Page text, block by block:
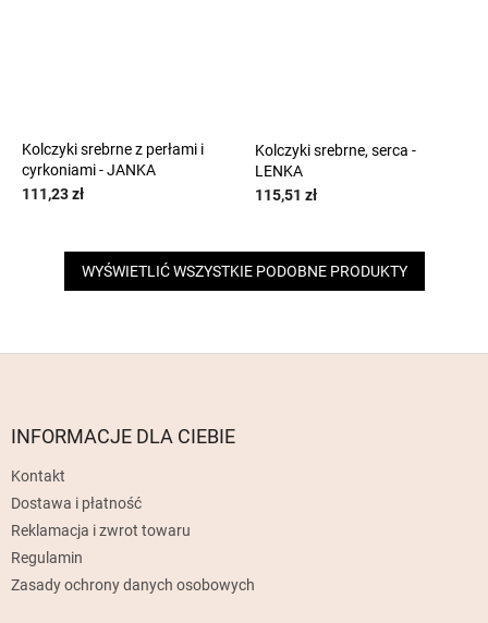
Kolczyki srebrne z perłami i
cyrkoniami - JANKA
111,23 zł
Kolczyki srebrne, serca -
LENKA
115,51 zł
WYŚWIETLIĆ WSZYSTKIE PODOBNE PRODUKTY
INFORMACJE DLA CIEBIE
Kontakt
Dostawa i płatność
Reklamacja i zwrot towaru
Regulamin
Zasady ochrony danych osobowych